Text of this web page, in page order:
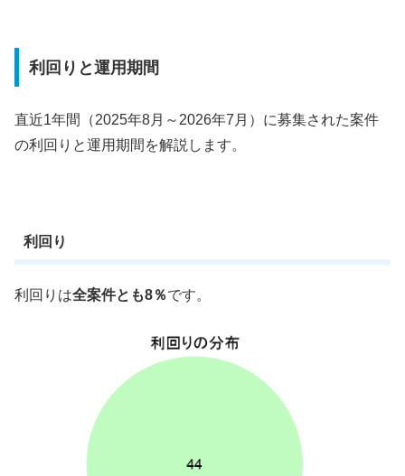
利回りと運用期間
直近1年間（2025年8月～2026年7月）に募集された案件
の利回りと運用期間を解説します。
利回り
利回りは全案件とも8％です。